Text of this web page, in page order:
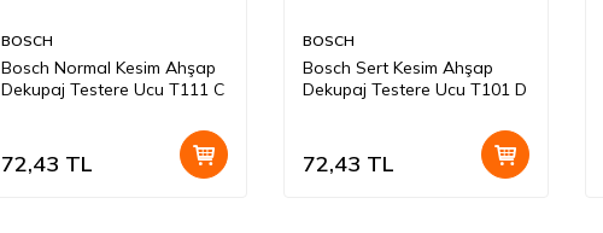
BOSCH
Bosch Normal Kesim Ahşap
Dekupaj Testere Ucu T111 C
72,43 TL
BOSCH
Bosch Sert Kesim Ahşap
Dekupaj Testere Ucu T101 D
72,43 TL